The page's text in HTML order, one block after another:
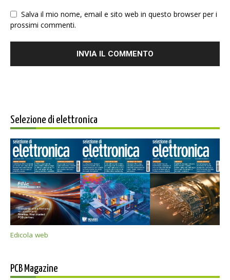
Salva il mio nome, email e sito web in questo browser per i
prossimi commenti.
Selezione di elettronica
Edicola web
PCB Magazine